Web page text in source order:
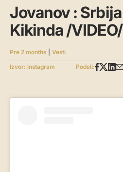
Jovanov :
Kikinda /VIDEO/
Pre 2 months Vesti
Izvor: instagram
Podeli: